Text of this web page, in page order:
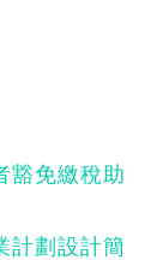
免繳稅助
劃設計簡